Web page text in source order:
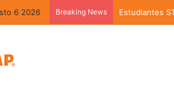
6 2026 Breaking News Estudiantes